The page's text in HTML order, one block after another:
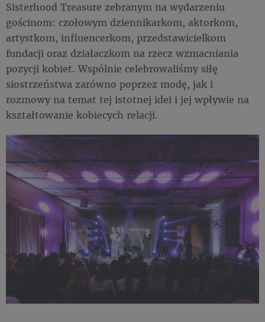
Sisterhood Treasure zebranym na wydarzeniu
gościnom: czołowym dziennikarkom, aktorkom,
artystkom, influencerkom, przedstawicielkom
fundacji oraz działaczkom na rzecz wzmacniania
pozycji kobiet. Wspólnie celebrowaliśmy siłę
siostrzeństwa zarówno poprzez modę, jak i
rozmowy na temat tej istotnej idei i jej wpływie na
kształtowanie kobiecych relacji.